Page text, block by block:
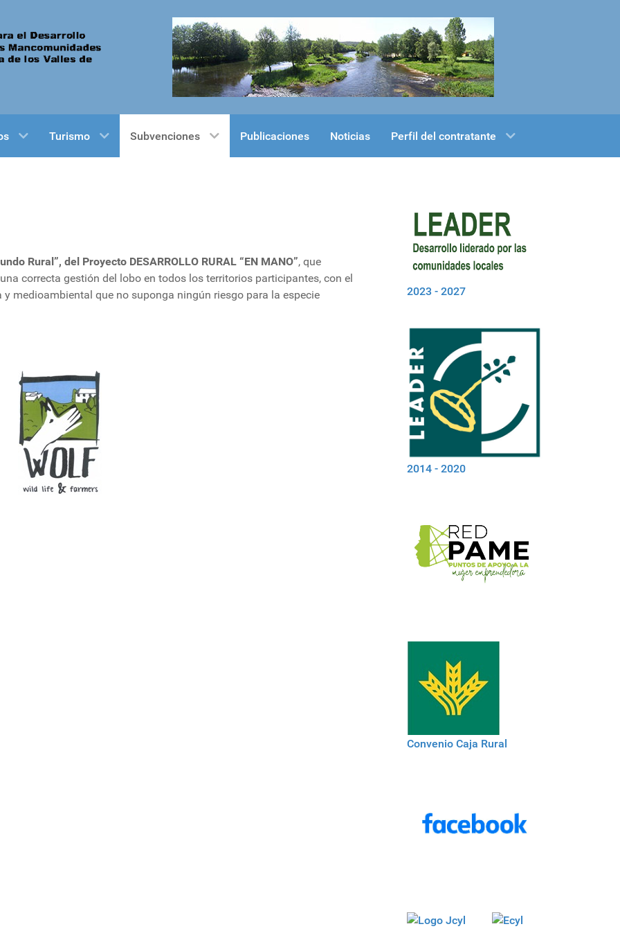
Turismo Subvenciones Publicaciones Noticias Perfil del contratante
Rural”, del Proyecto DESARROLLO RURAL “EN MANO”, que
correcta gestión del lobo en todos los territorios participantes, con el
medioambiental que no suponga ningún riesgo para la especie
2023 - 2027
2014 - 2020
Convenio Caja Rural